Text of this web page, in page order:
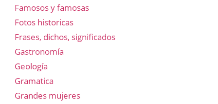
Famosos y famosas
Fotos historicas
Frases, dichos, significados
Gastronomía
Geología
Gramatica
Grandes mujeres